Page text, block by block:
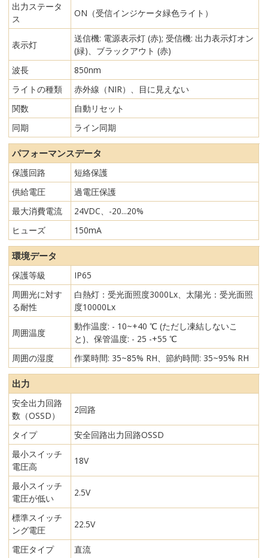
出力ステータ
ス
ON（受信インジケータ緑色ライト）
表示灯
送信機: 電源表示灯 (赤); 受信機: 出力表示灯オン
(緑)、ブラックアウト (赤)
波長
850nm
ライトの種類
赤外線（NIR）、目に見えない
関数
自動リセット
同期
ライン同期
パフォーマンスデータ
保護回路
短絡保護
供給電圧
過電圧保護
最大消費電流
24VDC、-20...20%
ヒューズ
150mA
環境データ
保護等級
IP65
周囲光に対す
る耐性
白熱灯：受光面照度3000Lx、太陽光：受光面照
度10000Lx
周囲温度
動作温度: - 10~+40 ℃ (ただし凍結しないこ
と)、保管温度: - 25 -+55 ℃
周囲の湿度
作業時間: 35~85% RH、節約時間: 35~95% RH
出力
安全出力回路
数（OSSD）
2回路
タイプ
安全回路出力回路OSSD
最小スイッチ
電圧高
18V
最小スイッチ
電圧が低い
2.5V
標準スイッチ
ング電圧
22.5V
電圧タイプ 直流